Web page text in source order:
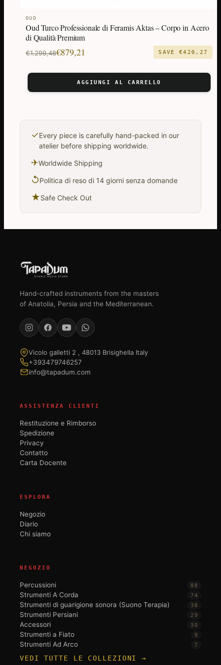
OUD
Oud Turco Professionale di Feramis Aktas – Corpo in Acero
di Qualità Premium
€1.299,48
Il
originale
era:
€879,21
Il
attuale
è:
SAVE €420,27
AGGIUNGI AL CARRELLO
✓Every piece is carefully hand-packed in our
atelier before shipping worldwide.
✈Worldwide Shipping
↺Politica di reso di 14 giorni senza domande
★Safe Check Out
Hand-crafted instruments from the masters
of Anatolia, Persia and the Mediterranean.
Vicolo galletti 2 , 48013 Brisighella Italy
+393479746257
info@tapadum.com
ASSISTENZA CLIENTI
Restituzione e Rimborso
Spedizione
Privacy
Contatto
Carta Docente
ESPLORA
Negozio
Diario
Chi siamo
NEGOZIO
Percussioni 88
Strumenti A Corda 74
Strumenti di guarigione sonora (Suono Terapia) 38
Strumenti Persiani 29
Accessori 30
Strumenti a Fiato 9
Strumenti Ad Arco 7
VEDI TUTTE LE COLLEZIONI →